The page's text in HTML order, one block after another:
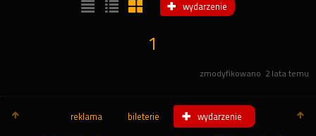
wydarzenie
1
zmodyfikowano 2 lata temu
reklama bileterie wydarzenie